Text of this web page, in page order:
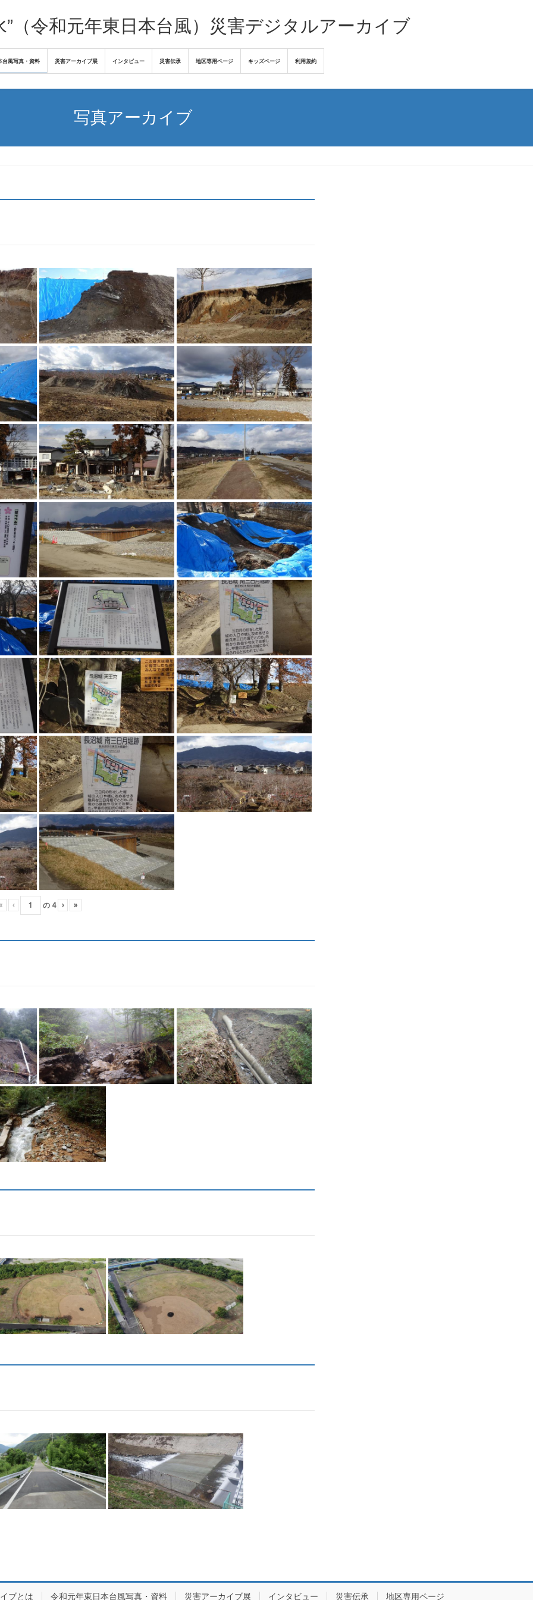
”（令和元年東日本台風）災害デジタルアーカイブ
台風写真・資料 災害アーカイブ展 インタビュー 災害伝承 地区専用ページ キッズページ 利用規約
写真アーカイブ
‹ の 4 › »
ブとは 令和元年東日本台風写真・資料 災害アーカイブ展 インタビュー 災害伝承 地区専用ページ